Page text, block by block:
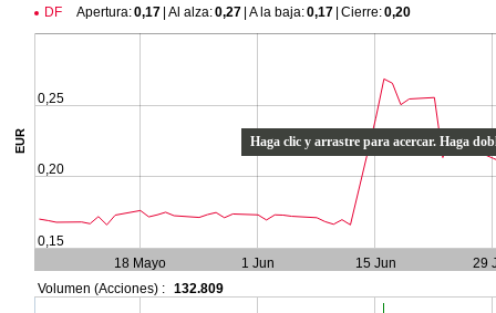
DF
Apertura:0,17 Al alza:0,27 A la baja:0,17 Cierre:0,20
Haga clic y arrastre para acercar. Haga
EUR
0,15
0,20
0,25
Volumen (Acciones) : 132.809
18 Mayo 1 Jun 15 Jun 29